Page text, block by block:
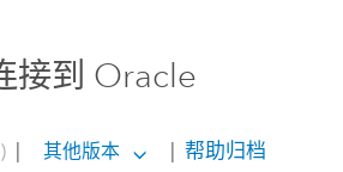
接到 Oracle
| 其他版本 帮助归档